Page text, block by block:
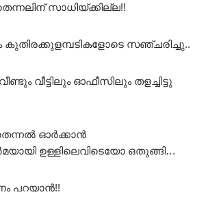
സാധിയ്ക്കില്ല!!
കുതിരക്കുളമ്പടികളോടെ സഞ്ചരിച്ചു..
വീട്ടിലും ഓഫീസിലും തളച്ചിട്ടു
ഓർക്കാൻ
ഉള്ളിലെവിടെയോ ഒതുങ്ങി…
പറയാൻ!!